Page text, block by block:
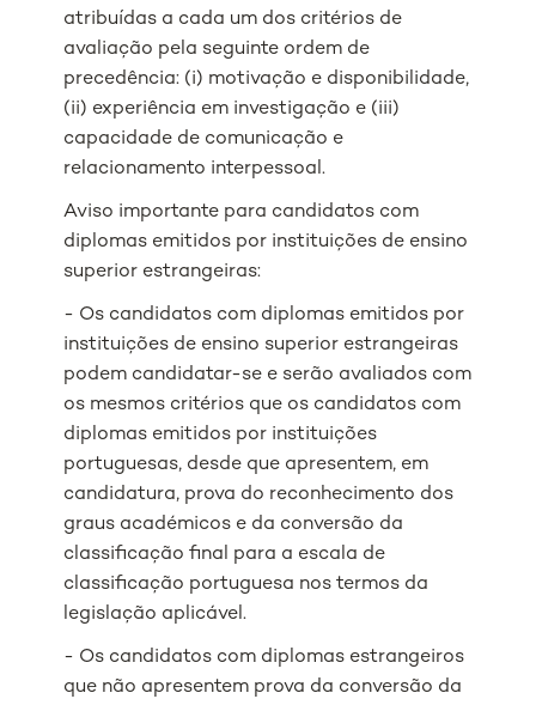
atribuídas a cada um dos critérios de
avaliação pela seguinte ordem de
precedência: (i) motivação e disponibilidade,
(ii) experiência em investigação e (iii)
capacidade de comunicação e
relacionamento interpessoal.
Aviso importante para candidatos com
diplomas emitidos por instituições de ensino
superior estrangeiras:
- Os candidatos com diplomas emitidos por
instituições de ensino superior estrangeiras
podem candidatar-se e serão avaliados com
os mesmos critérios que os candidatos com
diplomas emitidos por instituições
portuguesas, desde que apresentem, em
candidatura, prova do reconhecimento dos
graus académicos e da conversão da
classificação final para a escala de
classificação portuguesa nos termos da
legislação aplicável.
- Os candidatos com diplomas estrangeiros
que não apresentem prova da conversão da